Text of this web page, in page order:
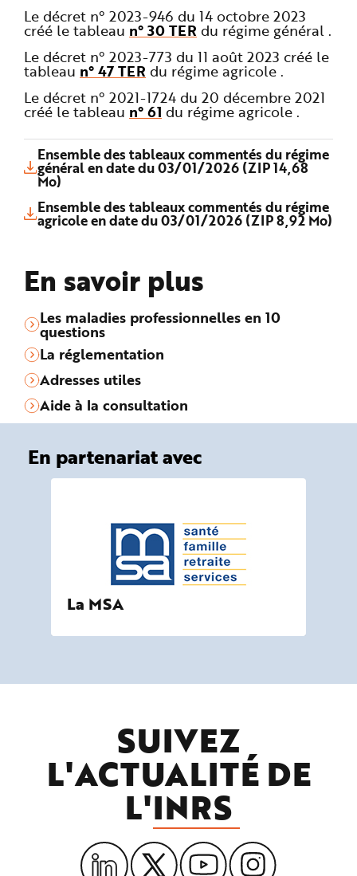
Le décret n° 2023-946 du 14 octobre 2023
créé le tableau n° 30 TER du régime général .
Le décret n° 2023-773 du 11 août 2023 créé le
tableau n° 47 TER du régime agricole .
Le décret n° 2021-1724 du 20 décembre 2021
créé le tableau n° 61 du régime agricole .
Ensemble des tableaux commentés du régime
général en date du 03/01/2026 (ZIP 14,68
Mo)
Ensemble des tableaux commentés du régime
agricole en date du 03/01/2026 (ZIP 8,92 Mo)
En savoir plus
Les maladies professionnelles en 10
questions
La réglementation
Adresses utiles
Aide à la consultation
En partenariat avec
La MSA
SUIVEZ
L'ACTUALITÉ DE
L'INRS